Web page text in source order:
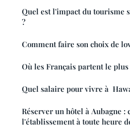
Quel est l'impact du tourisme
?
Comment faire son choix de
Où les Français partent le plus
Quel salaire pour vivre à
Réserver un hôtel à Aubagne :
l'établissement à toute heure